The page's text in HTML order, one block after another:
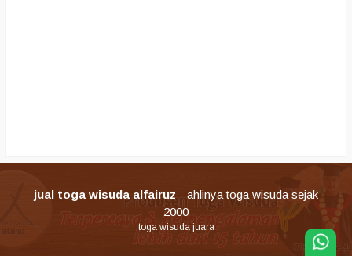
jual toga wisuda alfairuz - ahlinya toga wisuda sejak
2000
toga wisuda juara